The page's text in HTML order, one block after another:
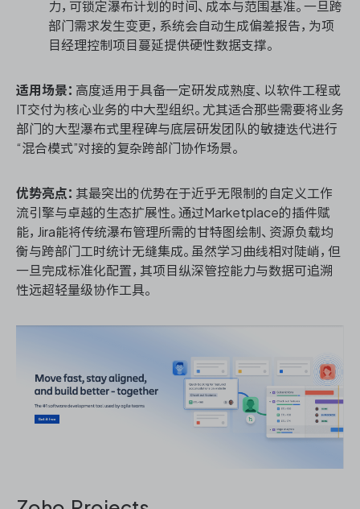
力，可锁定瀑布计划的时间、成本与范围基准。一旦跨
部门需求发生变更，系统会自动生成偏差报告，为项
目经理控制项目蔓延提供硬性数据支撑。
适用场景： 高度适用于具备一定研发成熟度、以软件工程或
IT交付为核心业务的中大型组织。尤其适合那些需要将业务
部门的大型瀑布式里程碑与底层研发团队的敏捷迭代进行
“混合模式”对接的复杂跨部门协作场景。
优势亮点： 其最突出的优势在于近乎无限制的自定义工作
流引擎与卓越的生态扩展性。通过Marketplace的插件赋
能，Jira能将传统瀑布管理所需的甘特图绘制、资源负载均
衡与跨部门工时统计无缝集成。虽然学习曲线相对陡峭，但
一旦完成标准化配置，其项目纵深管控能力与数据可追溯
性远超轻量级协作工具。